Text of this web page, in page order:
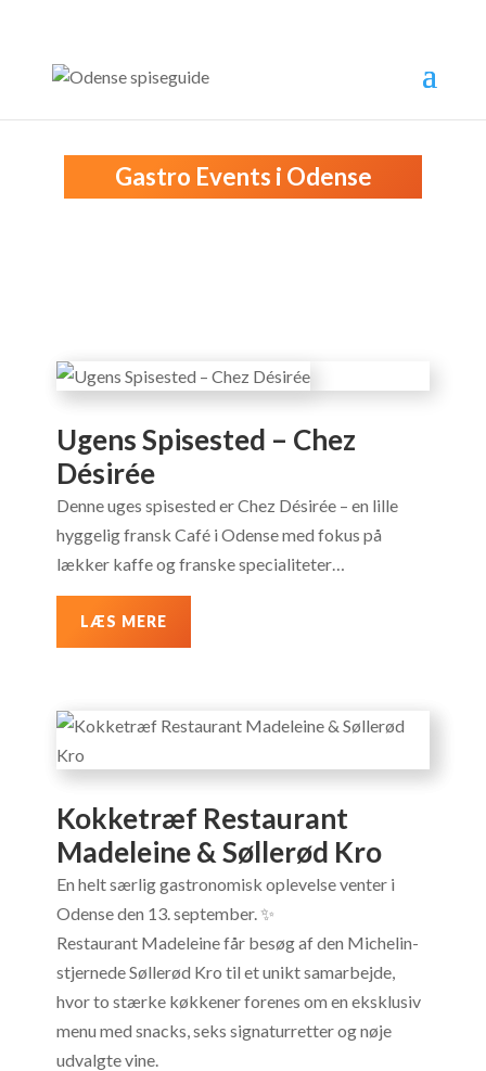
Gastro Events i Odense
Ugens Spisested – Chez
Désirée
Denne uges spisested er Chez Désirée – en lille
hyggelig fransk Café i Odense med fokus på
lækker kaffe og franske specialiteter…
LÆS MERE
Kokketræf Restaurant
Madeleine & Søllerød Kro
En helt særlig gastronomisk oplevelse venter i
Odense den 13. september. ✨
Restaurant Madeleine får besøg af den Michelin-
stjernede Søllerød Kro til et unikt samarbejde,
hvor to stærke køkkener forenes om en eksklusiv
menu med snacks, seks signaturretter og nøje
udvalgte vine.